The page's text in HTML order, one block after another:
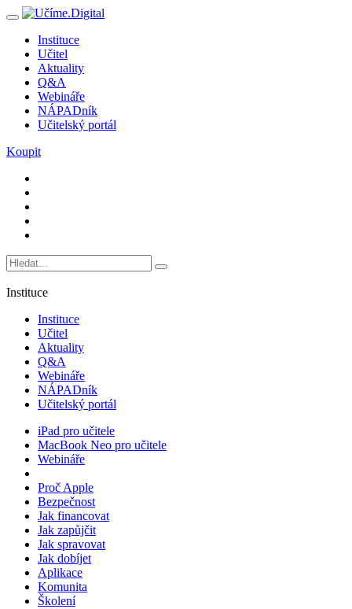
Instituce
Učitel
Aktuality
Q&A
Webináře
NÁPADník
Učitelský portál
Koupit
Instituce
Instituce
Učitel
Aktuality
Q&A
Webináře
NÁPADník
Učitelský portál
iPad pro učitele
MacBook Neo pro učitele
Webináře
Proč Apple
Bezpečnost
Jak financovat
Jak zapůjčit
Jak spravovat
Jak dobíjet
Aplikace
Komunita
Školení